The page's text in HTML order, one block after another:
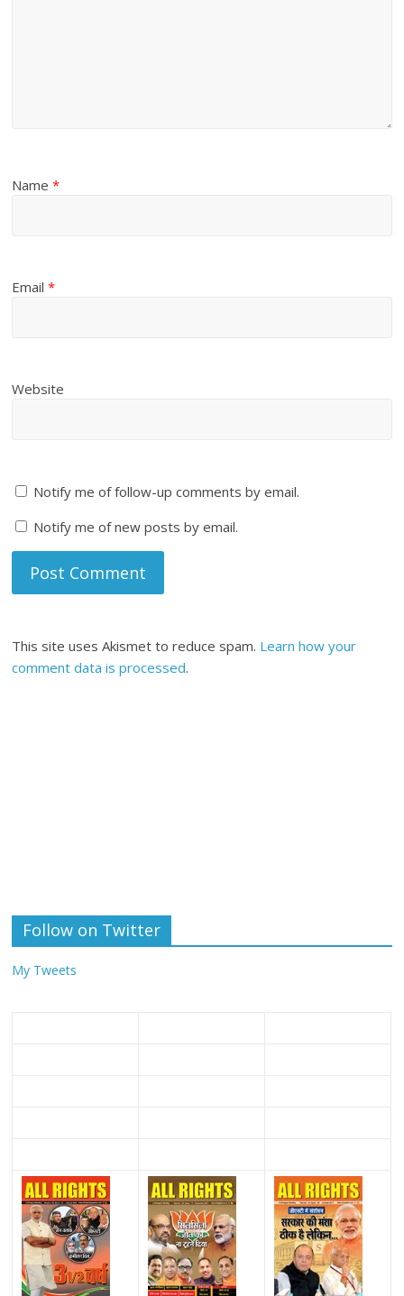
Name*
Email*
Website
Notify me of follow-up comments by email.
Notify me of new posts by email.
This site uses Akismet to reduce spam. Learn how your
comment data is processed.
Follow on Twitter
My Tweets